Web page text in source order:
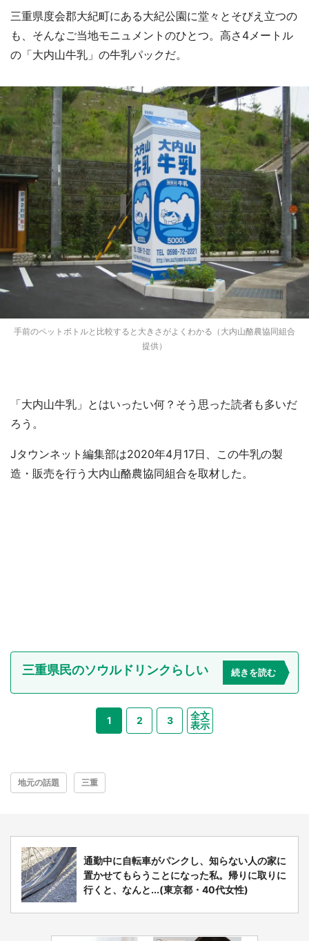
三重県度会郡大紀町にある大紀公園に堂々とそびえ立つの
も、そんなご当地モニュメントのひとつ。高さ4メートル
の「大内山牛乳」の牛乳パックだ。
手前のペットボトルと比較すると大きさがよくわかる（大内山酪農協同組合
提供）
「大内山牛乳」とはいったい何？そう思った読者も多いだ
ろう。
Jタウンネット編集部は2020年4月17日、この牛乳の製
造・販売を行う大内山酪農協同組合を取材した。
三重県民のソウルドリンクらしい 続きを読む
1 2 3
全文
表示
地元の話題 三重
通勤中に自転車がパンクし、知らない人の家に
置かせてもらうことになった私。帰りに取りに
行くと、なんと...(東京都・40代女性)